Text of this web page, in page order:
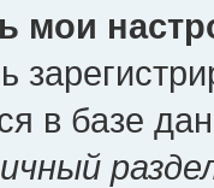
мои
в базе